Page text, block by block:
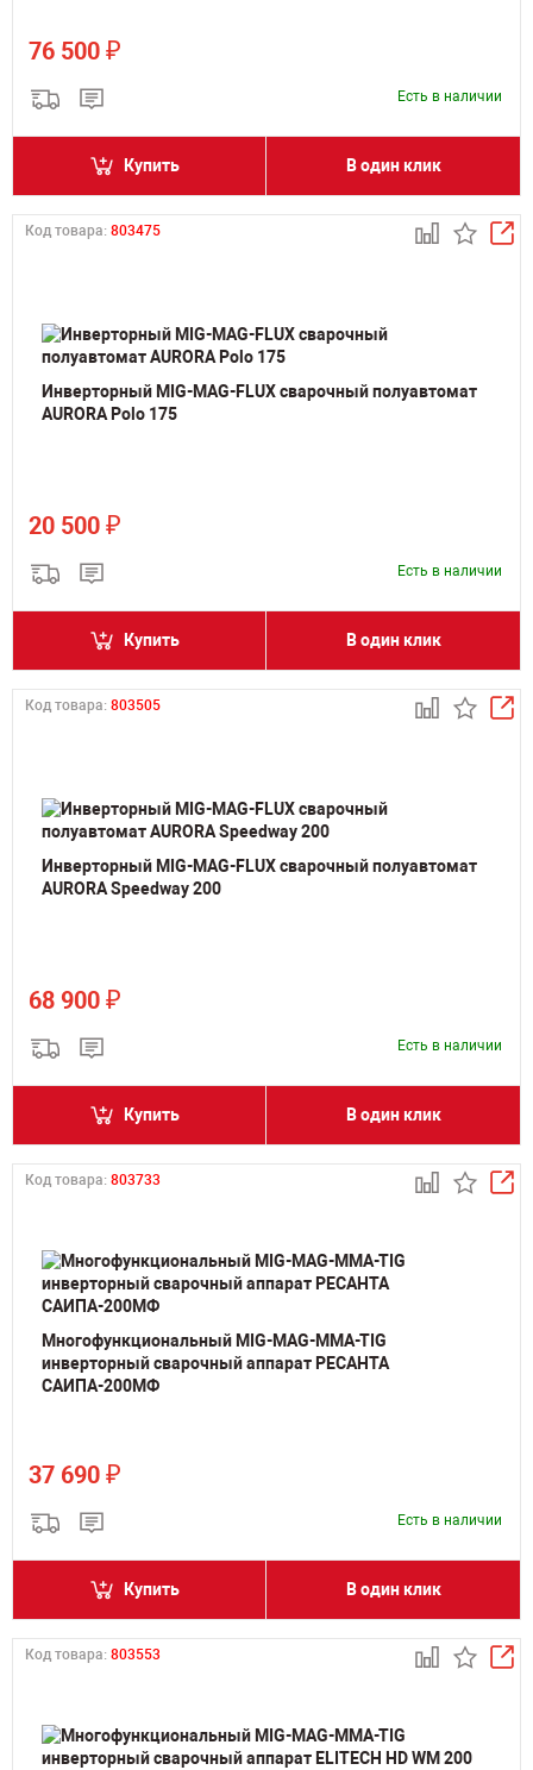
76 500 ₽
Есть в наличии
Купить В один клик
Код товара: 803475
Инверторный MIG-MAG-FLUX сварочный полуавтомат
AURORA Polo 175
20 500 ₽
Есть в наличии
Купить В один клик
Код товара: 803505
Инверторный MIG-MAG-FLUX сварочный полуавтомат
AURORA Speedway 200
68 900 ₽
Есть в наличии
Купить В один клик
Код товара: 803733
Многофункциональный MIG-MAG-MMA-TIG
инверторный сварочный аппарат РЕСАНТА
САИПА-200МФ
37 690 ₽
Есть в наличии
Купить В один клик
Код товара: 803553